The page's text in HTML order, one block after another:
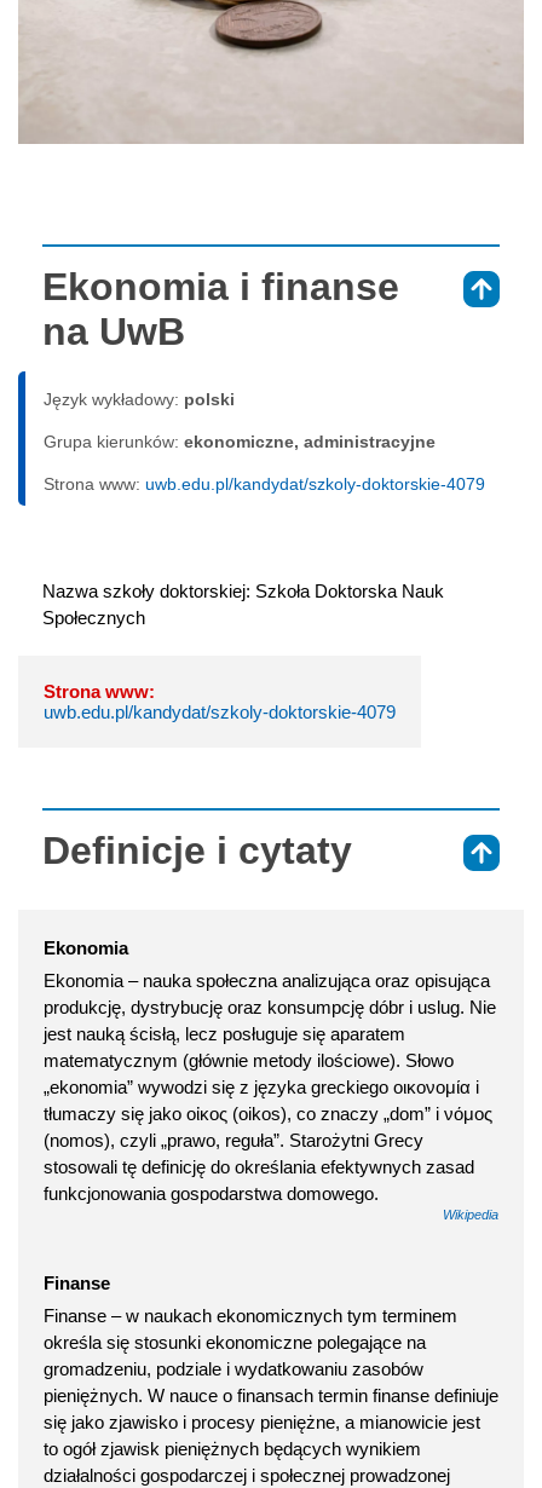
Ekonomia i finanse
na UwB
Język wykładowy: polski
Grupa kierunków: ekonomiczne, administracyjne
Strona www: uwb.edu.pl/kandydat/szkoly-doktorskie-4079
Nazwa szkoły doktorskiej: Szkoła Doktorska Nauk
Społecznych
Strona www:
uwb.edu.pl/kandydat/szkoly-doktorskie-4079
Definicje i cytaty
Ekonomia
Ekonomia – nauka społeczna analizująca oraz opisująca
produkcję, dystrybucję oraz konsumpcję dóbr i uslug. Nie
jest nauką ścisłą, lecz posługuje się aparatem
matematycznym (głównie metody ilościowe). Słowo
„ekonomia” wywodzi się z języka greckiego οικονομία i
tłumaczy się jako οἰκος (oikos), co znaczy „dom” i νόμος
(nomos), czyli „prawo, reguła”. Starożytni Grecy
stosowali tę definicję do określania efektywnych zasad
funkcjonowania gospodarstwa domowego.
Wikipedia
Finanse
Finanse – w naukach ekonomicznych tym terminem
określa się stosunki ekonomiczne polegające na
gromadzeniu, podziale i wydatkowaniu zasobów
pieniężnych. W nauce o finansach termin finanse definiuje
się jako zjawisko i procesy pieniężne, a mianowicie jest
to ogół zjawisk pieniężnych będących wynikiem
działalności gospodarczej i społecznej prowadzonej